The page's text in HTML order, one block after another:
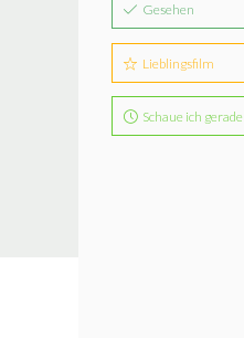
Gesehen
Lieblingsfilm
Schaue ich gerade